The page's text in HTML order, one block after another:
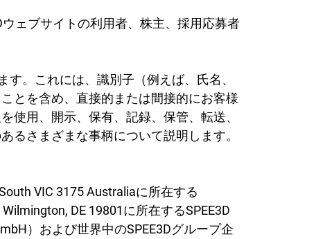
フォローする
ェブサイトの利用者、株主、採用応募者
。これには、識別子（例えば、氏名、
とを含め、直接的または間接的にお客様
使用、開示、保有、記録、保管、転送、
るさまざまな事柄について説明します。
VIC 3175 Australiaに所在する
DE 19801に所在するSPEE3D
）および世界中のSPEE3Dグループ企